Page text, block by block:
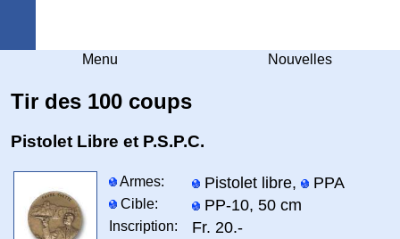
Menu Nouvelles
Tir des 100 coups
Pistolet Libre et P.S.P.C.
Armes: Pistolet libre, PPA
Cible: PP-10, 50 cm
Inscription: Fr. 20.-